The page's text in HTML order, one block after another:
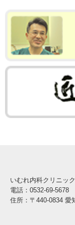
いむれ内科クリニック
電話：0532-69-5678
住所：〒440-0834 愛